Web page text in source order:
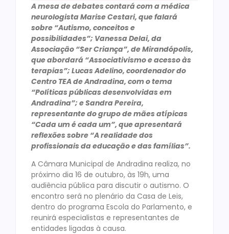
A mesa de debates contará com a médica
neurologista Marise Cestari, que falará
sobre “Autismo, conceitos e
possibilidades”; Vanessa Delai, da
Associação “Ser Criança”, de Mirandópolis,
que abordará “Associativismo e acesso às
terapias”; Lucas Adelino, coordenador do
Centro TEA de Andradina, com o tema
“Políticas públicas desenvolvidas em
Andradina”; e Sandra Pereira,
representante do grupo de mães atípicas
“Cada um é cada um”, que apresentará
reflexões sobre “A realidade dos
profissionais da educação e das famílias”.
A Câmara Municipal de Andradina realiza, no
próximo dia 16 de outubro, às 19h, uma
audiência pública para discutir o autismo. O
encontro será no plenário da Casa de Leis,
dentro do programa Escola do Parlamento, e
reunirá especialistas e representantes de
entidades ligadas à causa.